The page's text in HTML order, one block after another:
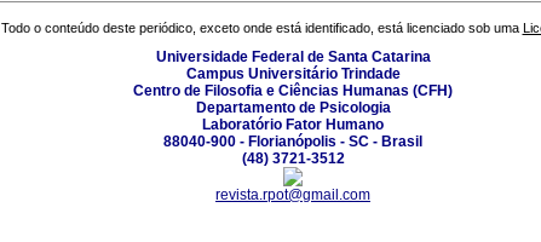
Todo o conteúdo deste periódico, exceto onde está identificado, está licenciado sob uma
Universidade Federal de Santa Catarina
Campus Universitário Trindade
Centro de Filosofia e Ciências Humanas (CFH)
Departamento de Psicologia
Laboratório Fator Humano
88040-900 - Florianópolis - SC - Brasil
(48) 3721-3512
revista.rpot@gmail.com